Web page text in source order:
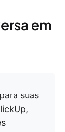
em
suas